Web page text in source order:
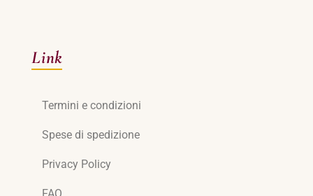
Link
Termini e condizioni
Spese di spedizione
Privacy Policy
FAQ